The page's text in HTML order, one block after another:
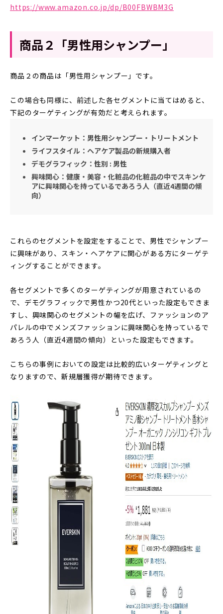
https://www.amazon.co.jp/dp/B00FBWBM3G
商品２「男性用シャンプー」
商品２の商品は「男性用シャンプー」です。
この場合も同様に、前述した各セグメントに当てはめると、
下記のターゲティングが有効だと考えられます。
インマーケット：男性用シャンプー・トリートメント
ライフスタイル：ヘアケア製品の新規購入者
デモグラフィック：性別 : 男性
興味関心：健康・美容・化粧品の化粧品の中でスキンケ
アに興味関心を持っているであろう人（直近4週間の傾
向）
これらのセグメントを設定をすることで、男性でシャンプー
に興味があり、スキン・ヘアケアに関心がある方にターゲテ
ィングすることができます。
各セグメントで多くのターゲティングが用意されているの
で、デモグラフィックで男性かつ20代といった設定もできま
すし、興味関心のセグメントの幅を広げ、ファッションのア
パレルの中でメンズファッションに興味関心を持っているで
あろう人（直近4週間の傾向）といった設定もできます。
こちらの事例においての設定は比較的広いターゲティングと
なりますので、新規層獲得が期待できます。